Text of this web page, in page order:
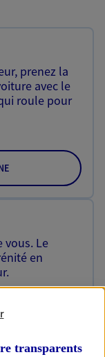
prenez la
avec le
roule pour
vous. Le
en
transparents